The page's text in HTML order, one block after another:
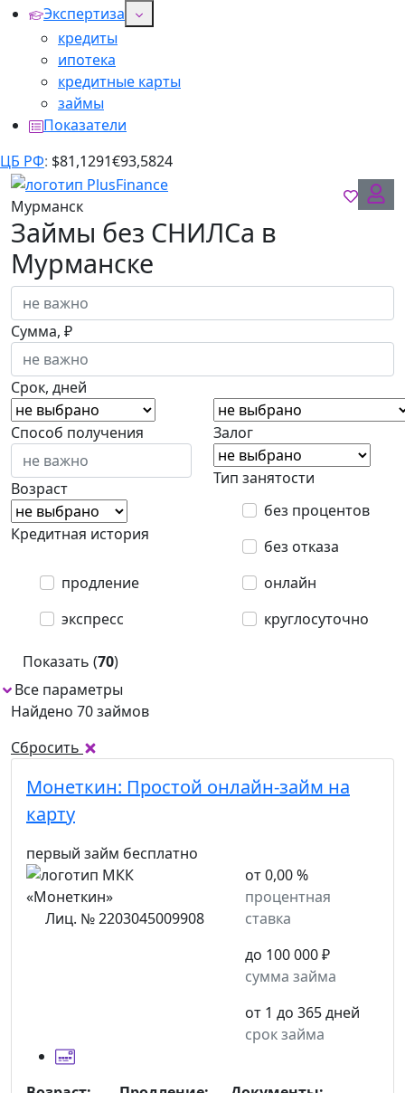
Экспертиза
кредиты
ипотека
кредитные карты
займы
Показатели
ЦБ РФ: $81,1291€93,5824
Мурманск
Займы без СНИЛСа в
Мурманске
Сумма, ₽
Срок, дней
Способ получения Залог
Возраст
Тип занятости
Кредитная история
без процентов
без отказа
продление
экспресс
онлайн
круглосуточно
Показать (70)
Все параметры
Найдено 70 займов
Сбросить
Монеткин: Простой онлайн-займ на
карту
первый займ бесплатно
Лиц. № 2203045009908
от 0,00 %
процентная
ставка
до 100 000 ₽
сумма займа
от 1 до 365 дней
срок займа